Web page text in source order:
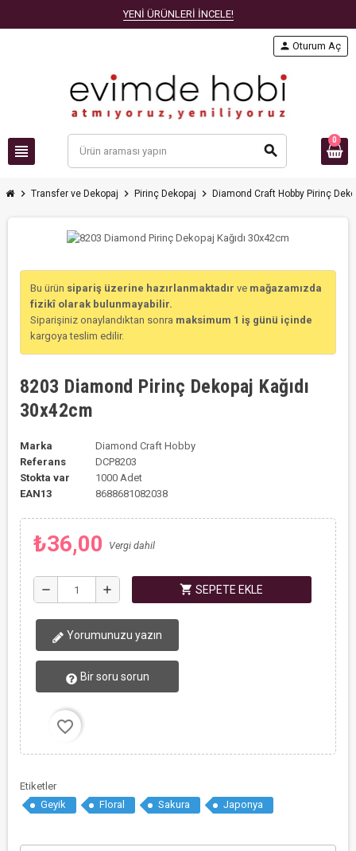
YENİ ÜRÜNLERİ İNCELE!
view_headline search
person Oturum Aç
0
chevron_right Transfer ve Dekopaj chevron_right Pirinç Dekopaj chevron_right Diamond Craft Hobby Pirinç
Bu ürün sipariş üzerine hazırlanmaktadır ve mağazamızda
fizikî olarak bulunmayabilir.
Siparişiniz onaylandıktan sonra maksimum 1 iş günü içinde
kargoya teslim edilir.
8203 Diamond Pirinç Dekopaj Kağıdı
30x42cm
Marka
Diamond Craft Hobby
Referans
DCP8203
Stokta var
1000 Adet
EAN13
8688681082038
₺36,00 Vergi dahil
remove add shopping_cart SEPETE EKLE
Yorumunuzu yazın
Bir soru sorun
favorite_border
Etiketler
Geyik
Floral Sakura Japonya